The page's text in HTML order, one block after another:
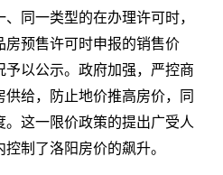
同一类型的在办理许可时，
房预售许可时申报的销售价
以公示。政府加强，严控商
给，防止地价推高房价，同
。这一限价政策的提出广受人
制了洛阳房价的飙升。